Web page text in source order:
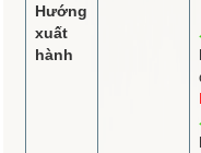
Hướng
xuất
hành